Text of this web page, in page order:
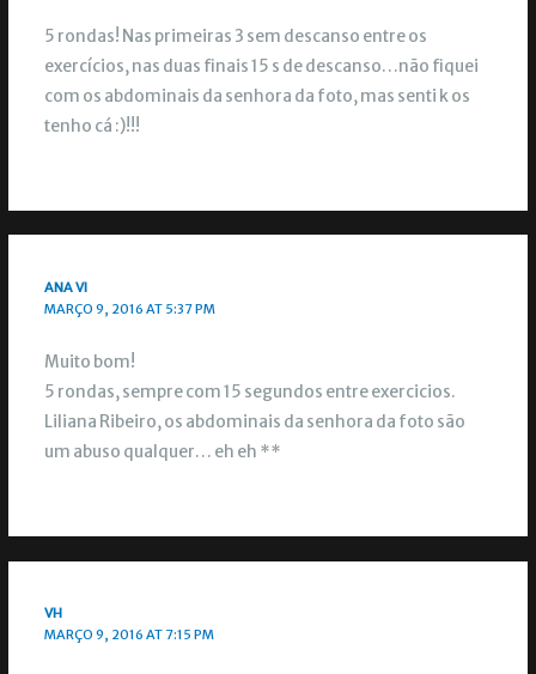
5 rondas! Nas primeiras 3 sem descanso entre os
exercícios, nas duas finais 15 s de descanso…não fiquei
com os abdominais da senhora da foto, mas senti k os
tenho cá :)!!!
ANA VI
MARÇO 9, 2016 AT 5:37 PM
Muito bom!
5 rondas, sempre com 15 segundos entre exercicios.
Liliana Ribeiro, os abdominais da senhora da foto são
um abuso qualquer… eh eh **
VH
MARÇO 9, 2016 AT 7:15 PM